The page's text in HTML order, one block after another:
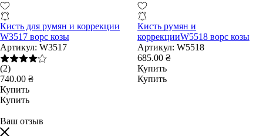
Кисть для румян и коррекции
W3517 ворс козы
Артикул: W3517
(2)
740.00 ₴
Купить
Купить
Кисть румян и
коррекцииW5518 ворс козы
Артикул: W5518
685.00 ₴
Купить
Купить
Ваш отзыв